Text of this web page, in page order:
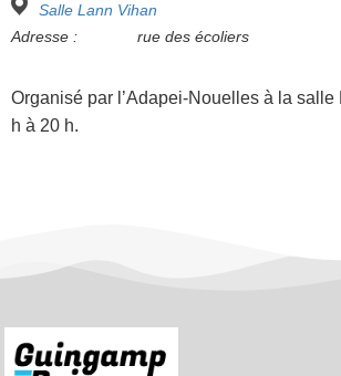
Salle Lann Vihan
Adresse :
rue des écoliers
Organisé par l’Adapei-Nouelles à la
h à 20 h.